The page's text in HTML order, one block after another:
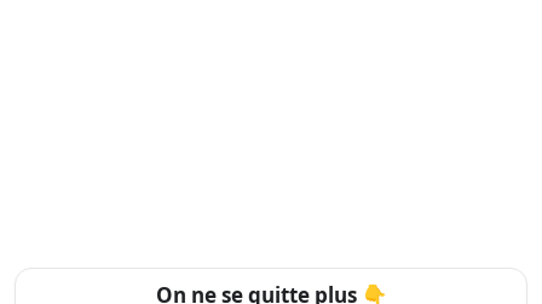
On ne se quitte plus 👇